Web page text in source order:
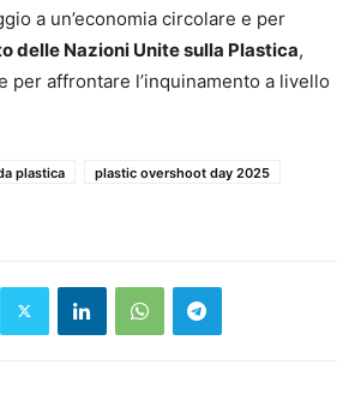
a un’economia circolare e per
delle Nazioni Unite sulla Plastica,
per affrontare l’inquinamento a livello
plastica
plastic overshoot day 2025